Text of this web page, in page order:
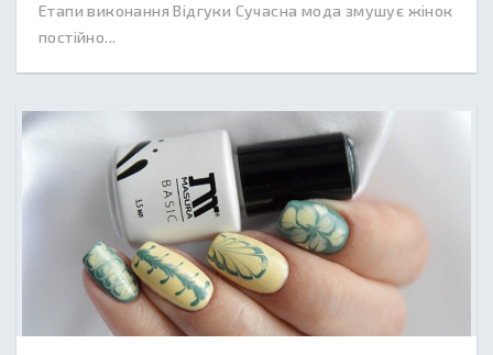
Етапи виконання Відгуки Сучасна мода змушує жінок
постійно...